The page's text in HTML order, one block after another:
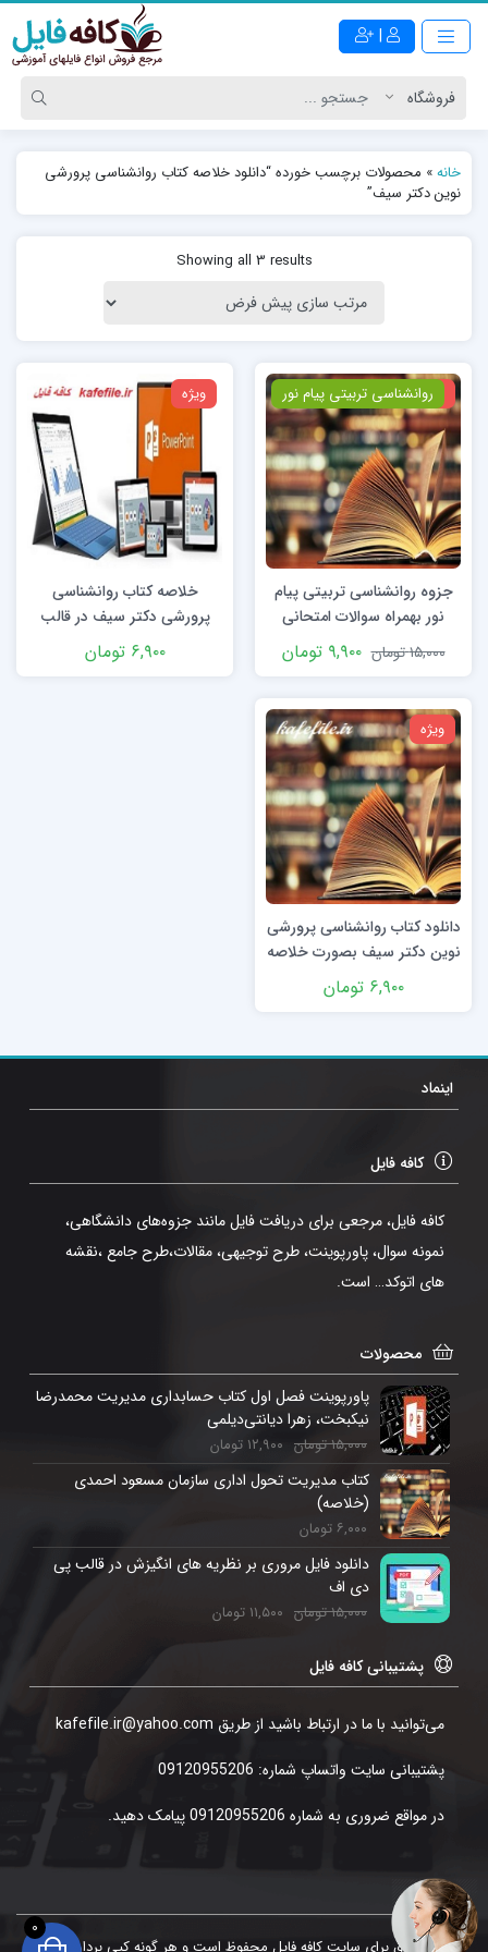
|
خانه» محصولات برچسب خورده “دانلود خلاصه کتاب روانشناسی پرورشی
نوین دکتر سیف”
Showing all 3 results
ویژه
روانشناسی تربیتی پیام نور
جزوه روانشناسی تربیتی پیام
نور بهمراه سوالات امتحانی
۱۵,۰۰۰تومان ۹,۹۰۰ تومان
ویژه
خلاصه کتاب روانشناسی
پرورشی دکتر سیف در قالب
پاورپوینت۶,۹۰۰ تومان
ویژه
دانلود کتاب روانشناسی پرورشی
نوین دکتر سیف بصورت خلاصه
۶,۹۰۰ تومان
اینماد
کافه فایل
کافه فایل، مرجعی برای دریافت فایل مانند جزوه‌های دانشگاهی،
نمونه سوال، پاورپوینت، طرح توجیهی، مقالات،طرح جامع ،نقشه
های اتوکد… است.
محصولات
پاورپوینت فصل اول کتاب حسابداری مدیریت محمدرضا
نیکبخت، زهرا دیانتی‌دیلمی
۱۵,۰۰۰تومان ۱۲,۹۰۰ تومان
کتاب مدیریت تحول اداری سازمان مسعود احمدی
(خلاصه)
۶,۰۰۰ تومان
دانلود فایل مروری بر نظریه های انگیزش در قالب پی
دی اف
۱۵,۰۰۰تومان ۱۱,۵۰۰ تومان
پشتیبانی کافه فایل
می‌توانید با ما در ارتباط باشید از طریق kafefile.ir@yahoo.com
پشتیبانی سایت واتساپ شماره: 09120955206
در مواقع ضروری به شماره 09120955206 پیامک دهید.
تمامی حقوق برای سایت کافه فایل محفوظ است و هر گونه کپی برداری موجب
0